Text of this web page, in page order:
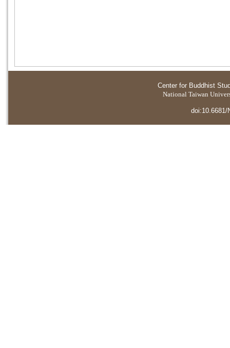
Center for Buddhist
National Taiwan
doi:10.6681/